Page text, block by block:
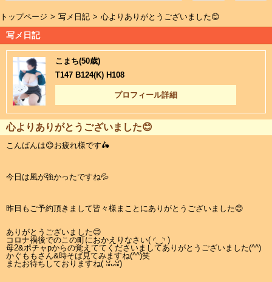
トップページ 写メ日記 心よりありがとうございました😊
写メ日記
こまち(50歳)
T147 B124(K) H108
プロフィール詳細
心よりありがとうございました😊
こんばんは😊お疲れ様です🛵
今日は風が強かったですね💦
昨日もご予約頂きまして皆々様まことにありがとうございました😊
ありがとうございました😊
コロナ禍後でのこの町におかえりなさい(⁠ ⁠◜⁠‿⁠◝⁠ ⁠)⁠
母2&ポチャpからの覚えててくださいましてありがとうございました(⁠^⁠^⁠)
かぐももさん&時そば見てみますね(⁠^⁠^⁠)笑
またお待ちしておりますね(⁠ ⁠ꈍ⁠ᴗ⁠ꈍ⁠)